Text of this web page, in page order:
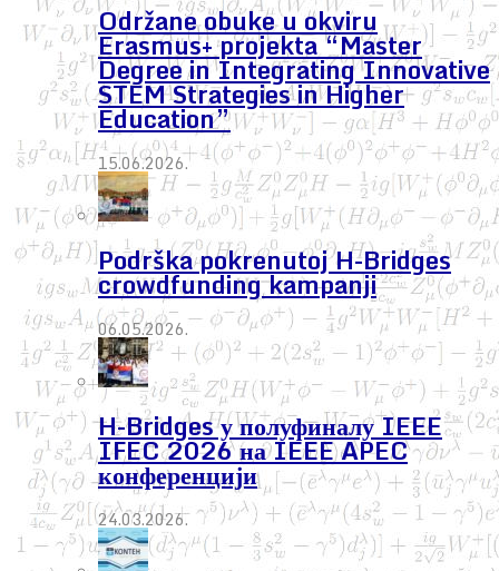
Održane obuke u okviru
Erasmus+ projekta “Master
Degree in Integrating Innovative
STEM Strategies in Higher
Education”
15.06.2026.
Podrška pokrenutoj H-Bridges
crowdfunding kampanji
06.05.2026.
H-Bridges у полуфиналу IEEE
IFEC 2026 на IEEE APEC
конференцији
24.03.2026.